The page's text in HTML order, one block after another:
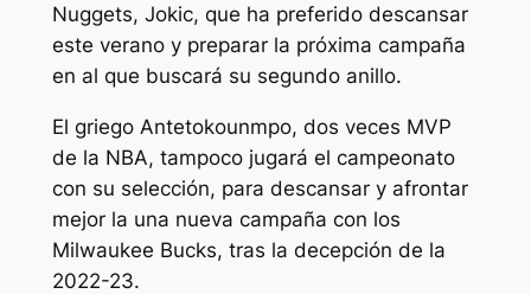
Nuggets, Jokic, que ha preferido descansar
este verano y preparar la próxima campaña
en al que buscará su segundo anillo.
El griego Antetokounmpo, dos veces MVP
de la NBA, tampoco jugará el campeonato
con su selección, para descansar y afrontar
mejor la una nueva campaña con los
Milwaukee Bucks, tras la decepción de la
2022-23.